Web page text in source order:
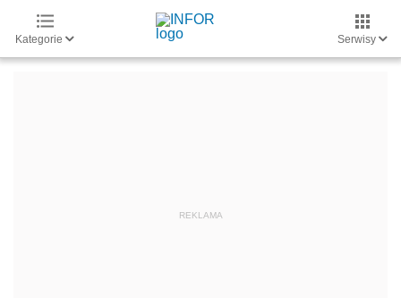
Kategorie Serwisy